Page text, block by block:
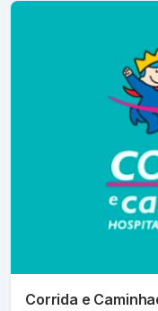
Corrida e